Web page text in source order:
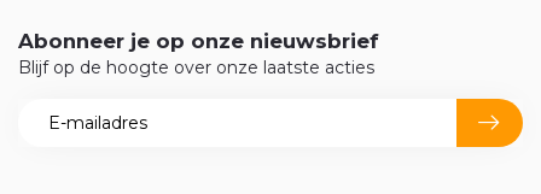
Abonneer je op onze nieuwsbrief
Blijf op de hoogte over onze laatste acties